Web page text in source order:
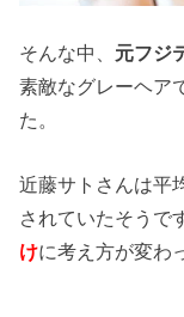
そんな中、 元フジ
素敵なグレーヘア
た。
近藤サトさんは平
されていたそうで
けに考え方が変わ